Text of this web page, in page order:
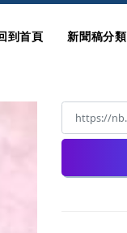
到首頁 新聞稿分類